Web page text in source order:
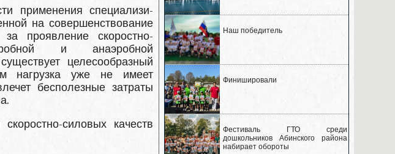
применения специализи­
на совершенствование
за проявление скоростно-
и анаэробной
целесообразный
нагрузка уже не имеет
бес­полезные затраты
силовых качеств
Наш победитель
Финишировали
Фестиваль ГТО среди
дошкольников Абинского района
набирает обороты